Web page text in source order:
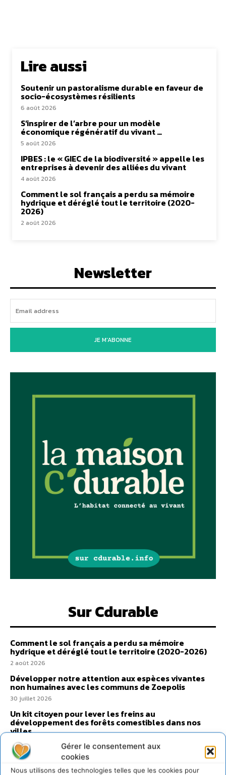
Gérer le consentement aux
cookies
Nous utilisons des technologies telles que les cookies pour
Lire aussi
Soutenir un pastoralisme durable en faveur de
socio-écosystèmes résilients
6 août 2026
S’inspirer de l’arbre pour un modèle
économique régénératif du vivant …
5 août 2026
IPBES : le « GIEC de la biodiversité » appelle les
entreprises à devenir des alliées du vivant
4 août 2026
Comment le sol français a perdu sa mémoire
hydrique et déréglé tout le territoire (2020-
2026)
2 août 2026
Newsletter
JE M'ABONNE
Sur Cdurable
Comment le sol français a perdu sa mémoire
hydrique et déréglé tout le territoire (2020-2026)
2 août 2026
Développer notre attention aux espèces vivantes
non humaines avec les communs de Zoepolis
30 juillet 2026
Un kit citoyen pour lever les freins au
développement des forêts comestibles dans nos
villes
29 juillet 2026
L’éco-anxiété informe et l’éco-lucidité transforme
28 juillet 2026